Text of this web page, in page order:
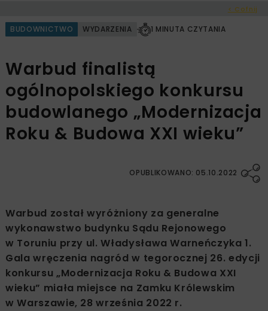
< Cofnij
BUDOWNICTWO WYDARZENIA 1 MINUTA CZYTANIA
Warbud finalistą
ogólnopolskiego konkursu
budowlanego „Modernizacja
Roku & Budowa XXI wieku”
OPUBLIKOWANO: 05.10.2022
Warbud został wyróżniony za generalne
wykonawstwo budynku Sądu Rejonowego
w Toruniu przy ul. Władysława Warneńczyka 1.
Gala wręczenia nagród w tegorocznej 26. edycji
konkursu „Modernizacja Roku & Budowa XXI
wieku” miała miejsce na Zamku Królewskim
w Warszawie, 28 września 2022 r.